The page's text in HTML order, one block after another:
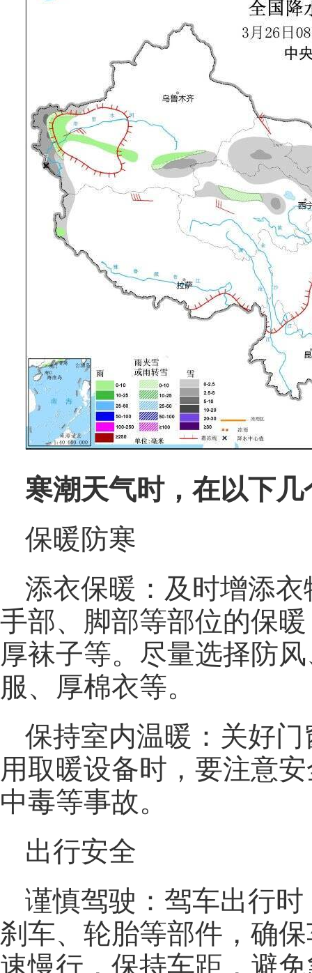
寒潮天气时，在以下
保暖防寒
添衣保暖：及时增添
手部、脚部等部位的保
厚袜子等。尽量选择防
服、厚棉衣等。
保持室内温暖：关好
用取暖设备时，要注意
中毒等事故。
出行安全
谨慎驾驶：驾车出行
刹车、轮胎等部件，确
速慢行，保持车距，避